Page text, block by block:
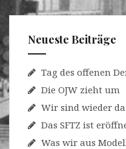
Neueste Beiträge
Tag des offenen
Die OJW zieht um
Wir sind wieder
Das SFTZ ist
Was wir aus